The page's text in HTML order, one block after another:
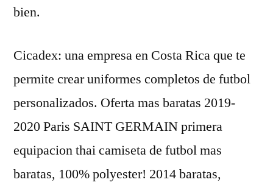
bien.
Cicadex: una empresa en Costa Rica que te
permite crear uniformes completos de futbol
personalizados. Oferta mas baratas 2019-
2020 Paris SAINT GERMAIN primera
equipacion thai camiseta de futbol mas
baratas, 100% polyester! 2014 baratas,